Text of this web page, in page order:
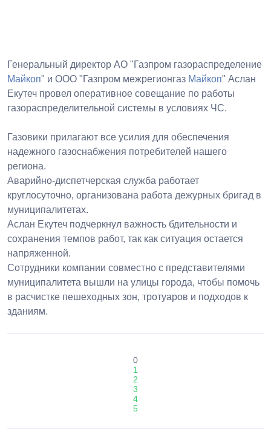
Генеральный директор АО "Газпром газораспределение
Майкоп" и ООО "Газпром межрегионгаз Майкоп" Аслан
Екутеч провел оперативное совещание по работы
газораспределительной системы в условиях ЧС.
Газовики прилагают все усилия для обеспечения
надежного газоснабжения потребителей нашего
региона.
Аварийно-диспетчерская служба работает
круглосуточно, организована работа дежурных бригад в
муниципалитетах.
Аслан Екутеч подчеркнул важность бдительности и
сохранения темпов работ, так как ситуация остается
напряженной.
Сотрудники компании совместно с представителями
муниципалитета вышли на улицы города, чтобы помочь
в расчистке пешеходных зон, тротуаров и подходов к
зданиям.
0
1
2
3
4
5